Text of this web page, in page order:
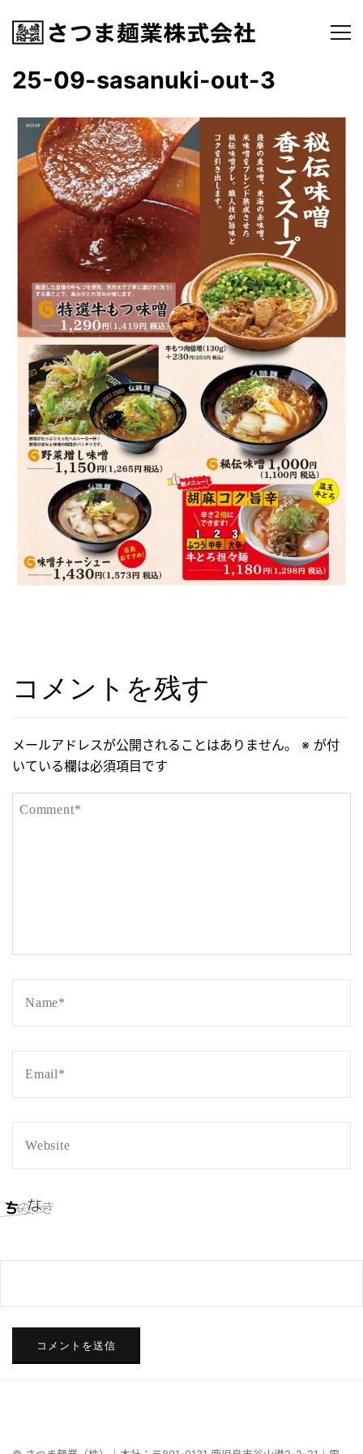
25-09-sasanuki-out-3
コメントを残す
メールアドレスが公開されることはありません。 ※ が付
いている欄は必須項目です